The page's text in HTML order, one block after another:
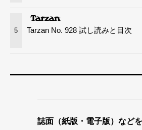
5 Tarzan No. 928 試し読みと目次
誌面（紙版・電子版）など